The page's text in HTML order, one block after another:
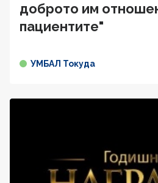
доброто им
пациентите"
УМБАЛ Токуда